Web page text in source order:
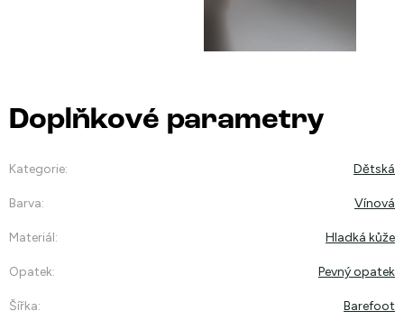
Doplňkové parametry
Kategorie: Dětská
Barva: Vínová
Materiál: Hladká kůže
Opatek: Pevný opatek
Šířka: Barefoot